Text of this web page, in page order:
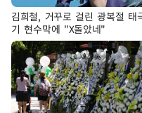
김희철, 거꾸로 걸린 광복절 태
기 현수막에 "X돌았네"